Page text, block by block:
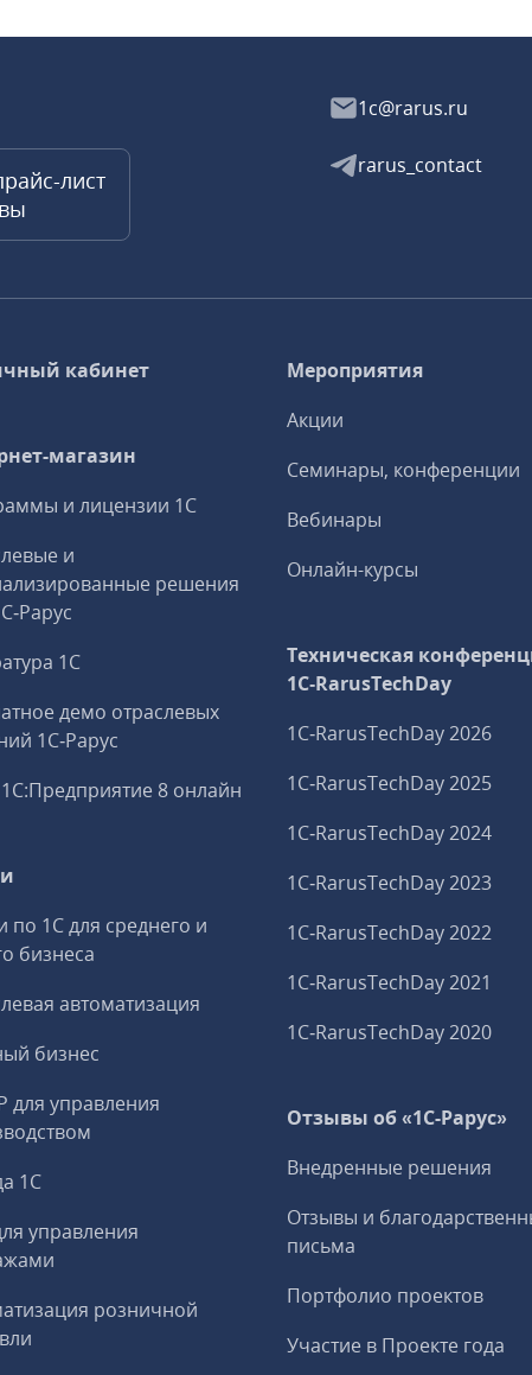
лист
1c@rarus.ru
rarus_contact
кабинет
магазин
и лицензии 1С
и
решения
1С
демо отраслевых
1С‑Рарус
8 онлайн
по 1С для среднего и
бизнеса
автоматизация
бизнес
для управления
1С
управления
розничной
Мероприятия
Акции
Семинары, конференции
Вебинары
Онлайн-курсы
Техническая
1C‑RarusTechDay
1C‑RarusTechDay 2026
1C‑RarusTechDay 2025
1C‑RarusTechDay 2024
1C‑RarusTechDay 2023
1C‑RarusTechDay 2022
1C‑RarusTechDay 2021
1C‑RarusTechDay 2020
Отзывы об «1С-Рарус»
Внедренные решения
Отзывы и
письма
Портфолио проектов
Участие в Проекте года